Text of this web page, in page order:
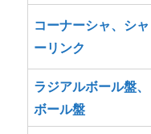
コーナーシャ、シャ
ーリンク
ラジアルボール盤、
ボール盤